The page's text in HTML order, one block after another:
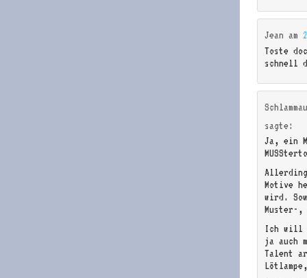
Jean am
Toste
schnell
sagte:
Ja, ein
Motive
wird.
Muster-,
Ich will
ja auch
Talent